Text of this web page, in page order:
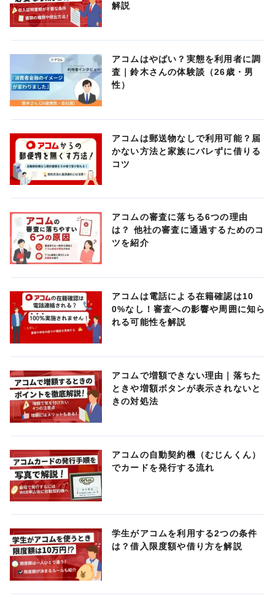
解説
アコムはやばい？実態を利用者に調
査｜鈴木さんの体験談（26歳・男
性）
アコムは郵送物なしで利用可能？届
かない方法と家族にバレずに借りる
コツ
アコムの審査に落ちる6つの理由
は？ 他社の審査に通過するためのコ
ツを紹介
アコムは電話による在籍確認は10
0%なし！審査への影響や周囲に知ら
れる可能性を解説
アコムで増額できない理由｜落ちた
ときや増額ボタンが表示されないと
きの対処法
アコムの自動契約機（むじんくん）
でカードを発行する流れ
学生がアコムを利用する2つの条件
は？借入限度額や借り方を解説